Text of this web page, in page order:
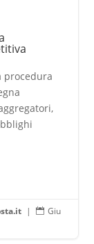
procedura
|  Giu